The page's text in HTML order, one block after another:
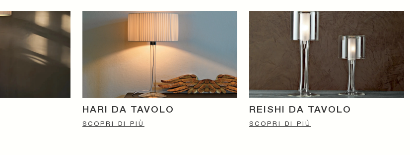
HARI DA TAVOLO
SCOPRI DI PIÙ
REISHI DA TAVOLO
SCOPRI DI PIÙ